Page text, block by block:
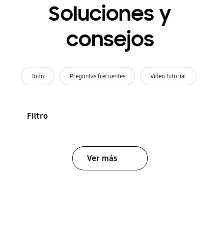
Soluciones y
consejos
Todo Preguntas frecuentes Vídeo tutorial
Filtro
Ver más